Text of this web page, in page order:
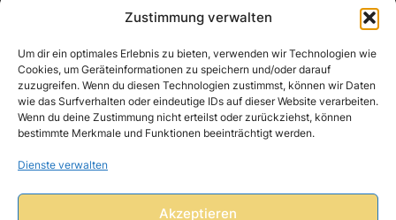
Zustimmung verwalten
Um dir ein optimales Erlebnis zu bieten, verwenden wir Technologien wie
Cookies, um Geräteinformationen zu speichern und/oder darauf
zuzugreifen. Wenn du diesen Technologien zustimmst, können wir Daten
wie das Surfverhalten oder eindeutige IDs auf dieser Website verarbeiten.
Wenn du deine Zustimmung nicht erteilst oder zurückziehst, können
bestimmte Merkmale und Funktionen beeinträchtigt werden.
Dienste verwalten
Akzeptieren
Rathausplatz 3
STANDORT AUF GOOGLE MAPS
Datenschutz
Impressum
Kontakt